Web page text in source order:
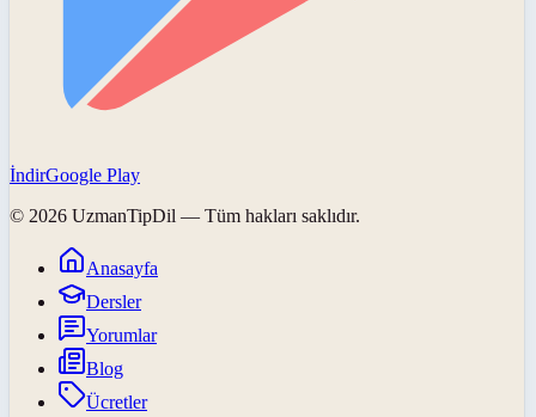
İndirGoogle Play
© 2026 UzmanTipDil — Tüm hakları saklıdır.
Anasayfa
Dersler
Yorumlar
Blog
Ücretler